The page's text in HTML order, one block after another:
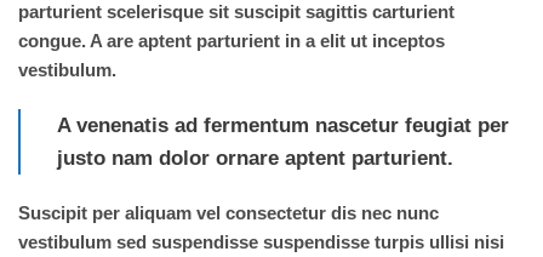
parturient scelerisque sit suscipit sagittis carturient
congue. A are aptent parturient in a elit ut inceptos
vestibulum.
A venenatis ad fermentum nascetur feugiat per
justo nam dolor ornare aptent parturient.
Suscipit per aliquam vel consectetur dis nec nunc
vestibulum sed suspendisse suspendisse turpis ullisi nisi